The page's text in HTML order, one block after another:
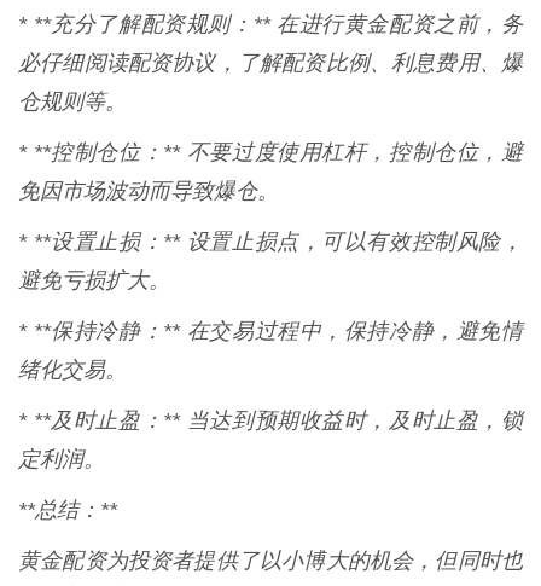
* **充分了解配资规则：** 在进行黄金配资之前，务
必仔细阅读配资协议，了解配资比例、利息费用、爆
仓规则等。
* **控制仓位：** 不要过度使用杠杆，控制仓位，避
免因市场波动而导致爆仓。
* **设置止损：** 设置止损点，可以有效控制风险，
避免亏损扩大。
* **保持冷静：** 在交易过程中，保持冷静，避免情
绪化交易。
* **及时止盈：** 当达到预期收益时，及时止盈，锁
定利润。
**总结：**
黄金配资为投资者提供了以小博大的机会，但同时也